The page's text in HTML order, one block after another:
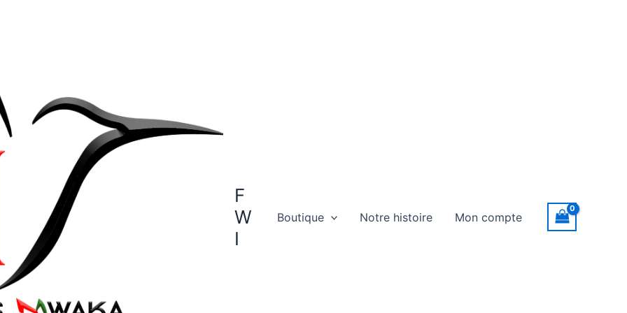
F
W
I
Boutique Notre histoire Mon compte